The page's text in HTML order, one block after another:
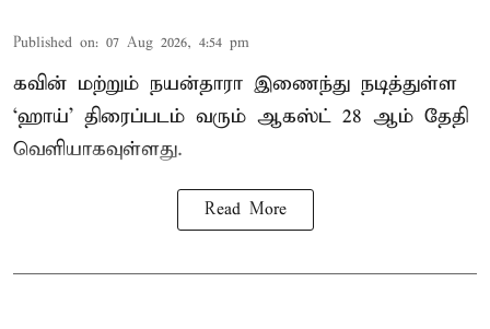
Published on: 07 Aug 2026, 4:54 pm
கவின் மற்றும் நயன்தாரா இணைந்து நடித்துள்ள
‘ஹாய்’ திரைப்படம் வரும் ஆகஸ்ட் 28 ஆம் தேதி
வெளியாகவுள்ளது.
Read More